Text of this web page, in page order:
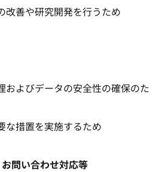
改善や研究開発を行うため
およびデータの安全性の確保のた
な措置を実施するため
問い合わせ対応等